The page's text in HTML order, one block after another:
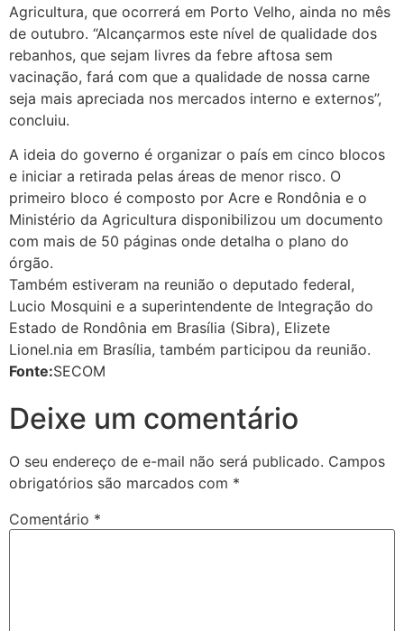
Agricultura, que ocorrerá em Porto Velho, ainda no mês
de outubro. “Alcançarmos este nível de qualidade dos
rebanhos, que sejam livres da febre aftosa sem
vacinação, fará com que a qualidade de nossa carne
seja mais apreciada nos mercados interno e externos”,
concluiu.
A ideia do governo é organizar o país em cinco blocos
e iniciar a retirada pelas áreas de menor risco. O
primeiro bloco é composto por Acre e Rondônia e o
Ministério da Agricultura disponibilizou um documento
com mais de 50 páginas onde detalha o plano do
órgão.
Também estiveram na reunião o deputado federal,
Lucio Mosquini e a superintendente de Integração do
Estado de Rondônia em Brasília (Sibra), Elizete
Lionel.nia em Brasília, também participou da reunião.
Fonte:SECOM
Deixe um comentário
O seu endereço de e-mail não será publicado. Campos
obrigatórios são marcados com *
Comentário *